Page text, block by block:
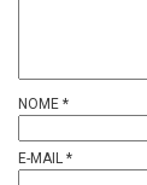
NOME *
E-MAIL *